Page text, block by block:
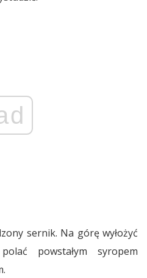
sernik. Na górę wyłożyć
powstałym syropem